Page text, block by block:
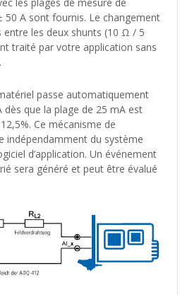
50 A sont fournis. Le changement
entre les deux shunts (10 Ω / 5
traité par votre application sans
passe automatiquement
dès que la plage de 25 mA est
Ce mécanisme de
indépendamment du système
d’application. Un événement
sera généré et peut être évalué